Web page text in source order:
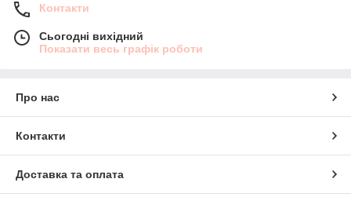
Контакти
Сьогодні вихідний
Показати весь графік роботи
Про нас
Контакти
Доставка та оплата